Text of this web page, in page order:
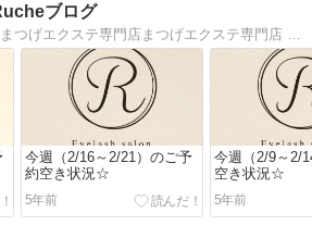
ブログ
今週（2/16～2/21）のご予
約空き状況☆
5年前
今週（2/9～2/
空き状況☆
5年前